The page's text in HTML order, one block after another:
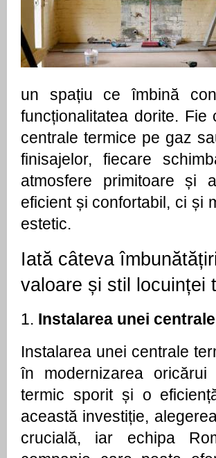
un spațiu ce îmbină
funcționalitatea dorite.
centrale termice pe gaz
finisajelor, fiecare
atmosfere primitoare și
eficient și confortabil, ci și
estetic.
Iată câteva
valoare și stil locuinței
1. Instalarea unei
Instalarea unei centrale
în modernizarea
termic sporit și o
această investiție,
crucială, iar echipa